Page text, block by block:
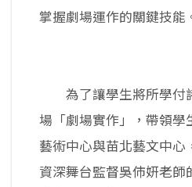
掌握劇場運作的關鍵技能
為了讓學生將所學付
場「劇場實作」，帶領學
藝術中心與苗北藝文中心
資深舞台監督吳伂姸老師